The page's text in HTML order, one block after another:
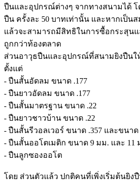
ปืนและอุปกรณ์ต่างๆ จากทางสนามได้ โ
ปืน ครั้งละ 50 บาทเท่านั้น และหากเป็
แล้วจะสามารถมีสิทธิในการซื้อกระสุนแ
ถูกกว่าท้องตลาด
ส่วนอาวุธปืนและอุปกรณ์ที่สนามยิงปืน
ตั้งแต่
- ปืนสั้นอัดลม ขนาด .177
- ปืนยาวอัดลม ขนาด .177
- ปืนสั้นมาตรฐาน ขนาด .22
- ปืนยาวชาวบ้าน ขนาด .22
- ปืนสั้นรีวอลเวอร์ ขนาด .357 และขนาด
- ปืนสั้นออโตเมติก ขนาด 9 มม. และ 11
- ปืนลูกซองออโต
โดย ส่วนตัวแล้ว ปกติคนที่เพิ่งเริ่มต้นยิง